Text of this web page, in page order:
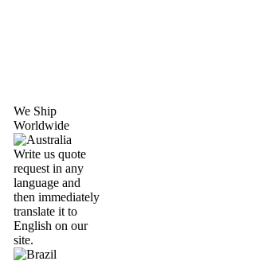
We Ship
Worldwide
Write us quote
request in any
language and
then immediately
translate it to
English on our
site.